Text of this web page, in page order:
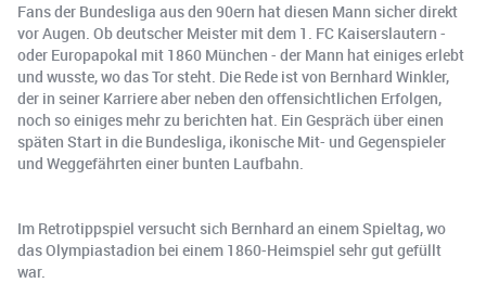
Fans der Bundesliga aus den 90ern hat diesen Mann sicher direkt
vor Augen. Ob deutscher Meister mit dem 1. FC Kaiserslautern -
oder Europapokal mit 1860 München - der Mann hat einiges erlebt
und wusste, wo das Tor steht. Die Rede ist von Bernhard Winkler,
der in seiner Karriere aber neben den offensichtlichen Erfolgen,
noch so einiges mehr zu berichten hat. Ein Gespräch über einen
späten Start in die Bundesliga, ikonische Mit- und Gegenspieler
und Weggefährten einer bunten Laufbahn.
Im Retrotippspiel versucht sich Bernhard an einem Spieltag, wo
das Olympiastadion bei einem 1860-Heimspiel sehr gut gefüllt
war.